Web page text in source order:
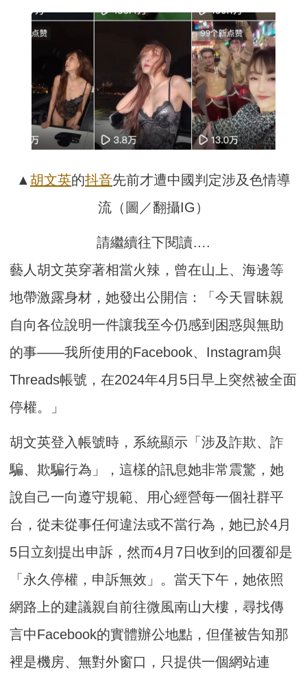
▲胡文英的抖音先前才遭中國判定涉及色情導
流（圖／翻攝IG）
請繼續往下閱讀….
藝人胡文英穿著相當火辣，曾在山上、海邊等
地帶激露身材，她發出公開信：「今天冒昧親
自向各位說明一件讓我至今仍感到困惑與無助
的事——我所使用的Facebook、Instagram與
Threads帳號，在2024年4月5日早上突然被全面
停權。」
胡文英登入帳號時，系統顯示「涉及詐欺、詐
騙、欺騙行為」，這樣的訊息她非常震驚，她
說自己一向遵守規範、用心經營每一個社群平
台，從未從事任何違法或不當行為，她已於4月
5日立刻提出申訴，然而4月7日收到的回覆卻是
「永久停權，申訴無效」。當天下午，她依照
網路上的建議親自前往微風南山大樓，尋找傳
言中Facebook的實體辦公地點，但僅被告知那
裡是機房、無對外窗口，只提供一個網站連